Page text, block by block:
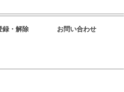
録・解除 お問い合わせ